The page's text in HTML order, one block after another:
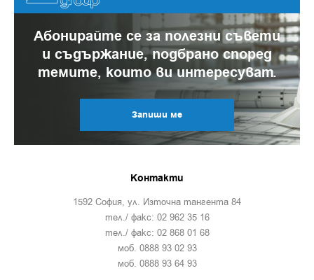
Абонирайте се за полезни съвети
и съдържание, подбрано според
темите, които ви интересуват.
Запиши ме
Контакти
1592 София, ул. Източна тангента 84
тел./ факс: 02 962 35 16
тел./ факс: 02 868 01 68
моб. 0888 93 02 93
моб. 0888 93 64 93